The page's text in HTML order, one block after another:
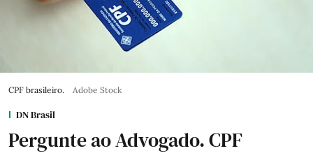
CPF brasileiro. Adobe Stock
DN Brasil
Pergunte ao Advogado. CPF